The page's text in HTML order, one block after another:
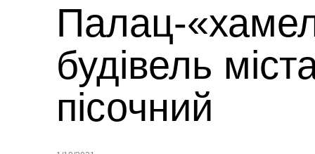
Палац-
будівель
пісочний